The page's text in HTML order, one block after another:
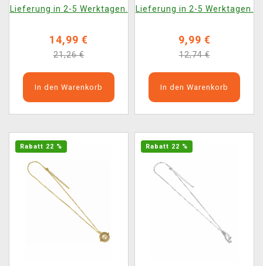
Lieferung in 2-5 Werktagen.
14,99 €
21,26 €
In den Warenkorb
Lieferung in 2-5 Werktagen.
9,99 €
12,74 €
In den Warenkorb
Rabatt 22 % Rabatt 22 %